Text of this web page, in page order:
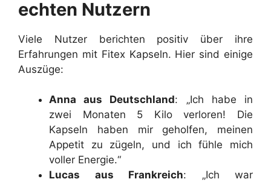
echten Nutzern
Viele Nutzer berichten positiv über ihre
Erfahrungen mit Fitex Kapseln. Hier sind einige
Auszüge:
Anna aus Deutschland: „Ich habe in
zwei Monaten 5 Kilo verloren! Die
Kapseln haben mir geholfen, meinen
Appetit zu zügeln, und ich fühle mich
voller Energie.“
Lucas aus Frankreich: „Ich war